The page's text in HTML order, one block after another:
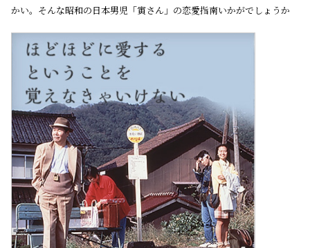
かい。そんな昭和の日本男児「寅さん」の恋愛指南いかがでしょうか